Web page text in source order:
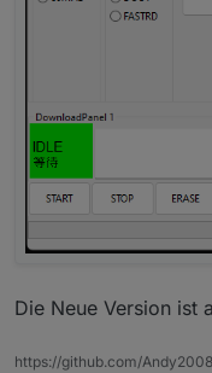
Die Neue Version ist
https://github.com/